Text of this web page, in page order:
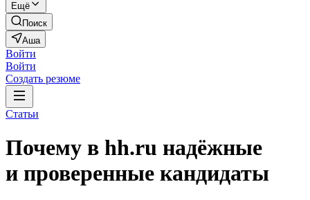
Ещё
Поиск
Аша
Войти
Войти
Создать резюме
Статьи
Почему в hh.ru надёжные
и проверенные кандидаты